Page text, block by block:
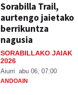
Sorabilla Trail,
aurtengo jaietako
berrikuntza
nagusia
SORABILLAKO JAIAK
2026
Aiurri abu 06, 07:00
ANDOAIN